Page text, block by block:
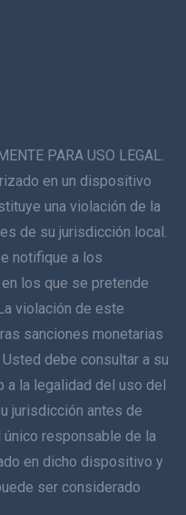
PARA USO LEGAL.
en un dispositivo
una violación de la
de su jurisdicción local.
notifique a los
los que se pretende
violación de este
sanciones monetarias
debe consultar a su
la legalidad del uso del
jurisdicción antes de
responsable de la
en dicho dispositivo y
ser considerado